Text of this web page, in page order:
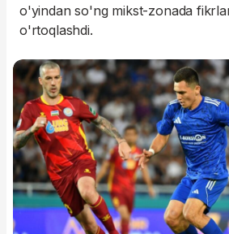
o'yindan so'ng mikst-zonada
o'rtoqlashdi.